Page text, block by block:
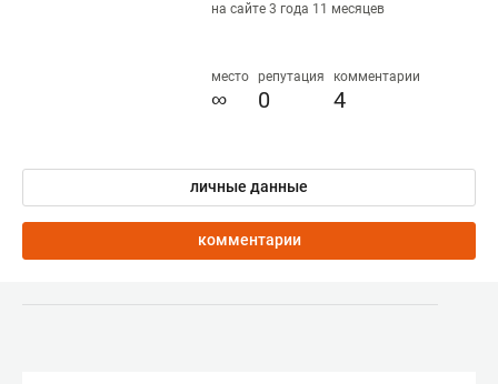
на сайте 3 года 11 месяцев
место
∞
репутация
0
комментарии
4
личные данные
комментарии